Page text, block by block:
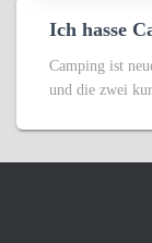
Ich hasse
Camping ist
und die zwei